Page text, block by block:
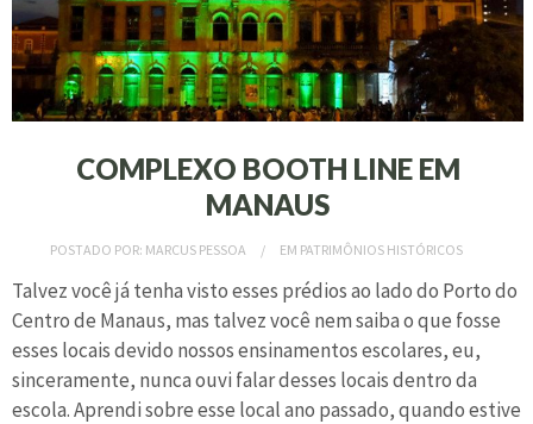
COMPLEXO BOOTH LINE EM
MANAUS
POSTADO POR: MARCUS PESSOA EM PATRIMÔNIOS HISTÓRICOS
Talvez você já tenha visto esses prédios ao lado do Porto do
Centro de Manaus, mas talvez você nem saiba o que fosse
esses locais devido nossos ensinamentos escolares, eu,
sinceramente, nunca ouvi falar desses locais dentro da
escola. Aprendi sobre esse local ano passado, quando estive